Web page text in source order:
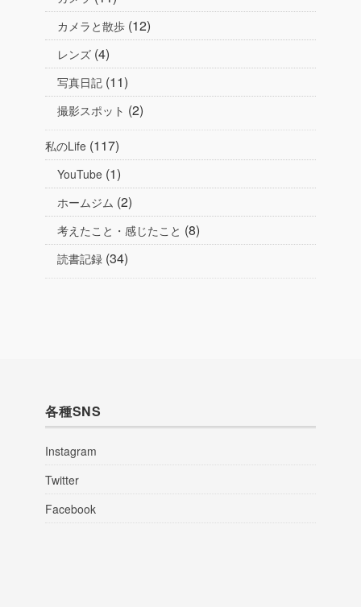
カメラと散歩 (12)
レンズ (4)
写真日記 (11)
撮影スポット (2)
私のLife (117)
YouTube (1)
ホームジム (2)
考えたこと・感じたこと (8)
読書記録 (34)
各種SNS
Instagram
Twitter
Facebook